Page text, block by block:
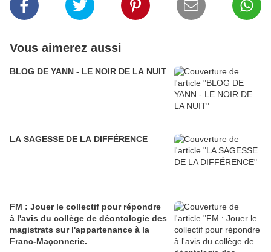
Vous aimerez aussi
BLOG DE YANN - LE NOIR DE LA NUIT
LA SAGESSE DE LA DIFFÉRENCE
FM : Jouer le collectif pour répondre
à l'avis du collège de déontologie des
magistrats sur l'appartenance à la
Franc-Maçonnerie.